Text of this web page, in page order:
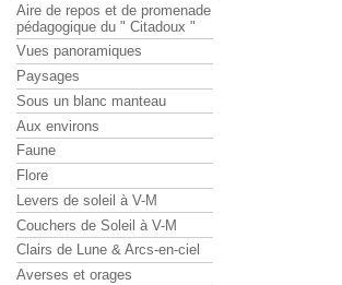
Aire de repos et de promenade
pédagogique du " Citadoux "
Vues panoramiques
Paysages
Sous un blanc manteau
Aux environs
Faune
Flore
Levers de soleil à V-M
Couchers de Soleil à V-M
Clairs de Lune & Arcs-en-ciel
Averses et orages